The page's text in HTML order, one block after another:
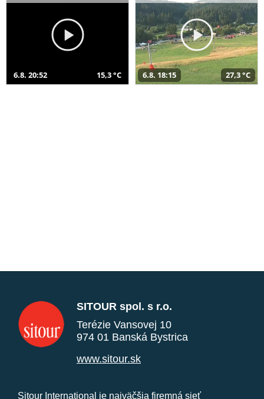
6.8. 20:52 15,3 °C 6.8. 18:15 27,3 °C
SITOUR spol. s r.o.
Terézie Vansovej 10
974 01 Banská Bystrica
www.sitour.sk
Sitour International je najväčšia firemná sieť